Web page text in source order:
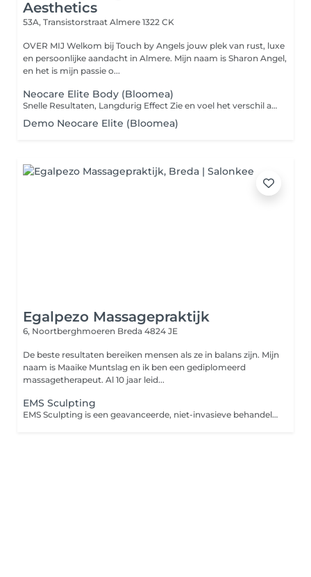
Aesthetics
53A, Transistorstraat Almere 1322 CK
OVER MIJ Welkom bij Touch by Angels jouw plek van rust, luxe
en persoonlijke aandacht in Almere. Mijn naam is Sharon Angel,
en het is mijn passie o...
Neocare Elite Body (Bloomea)
Snelle Resultaten, Langdurig Effect Zie en voel het verschil al na een paar sessies. De krachtige technologieën werken diep in de huid en spieren om de natuurlijke vernieuwing te stimuleren. Dit betekent: Stevigere, gladdere huid Vermindering van cellulite en vetophopingen Meer definitie en contouren Comfortabel & Efficiënt. De QuadriCore-technologie en dubbele motoren maken het mogelijk om meerdere zones tegelijkertijd te behandelen. ALLEEN IN KUUR VERBAND!!
Demo Neocare Elite (Bloomea)
Egalpezo Massagepraktijk
6, Noortberghmoeren Breda 4824 JE
De beste resultaten bereiken mensen als ze in balans zijn. Mijn
naam is Maaike Muntslag en ik ben een gediplomeerd
massagetherapeut. Al 10 jaar leid...
EMS Sculpting
EMS Sculpting is een geavanceerde, niet-invasieve behandeling die werkt met elektromagnetische spierstimulatie (HIFEM-technologie). Tijdens één sessie worden je spieren tot wel 20.000 keer aangespannen, wat zorgt voor een intensieve training zonder inspanning.